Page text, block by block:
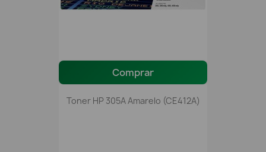
Comprar
Toner HP 305A Amarelo (CE412A)